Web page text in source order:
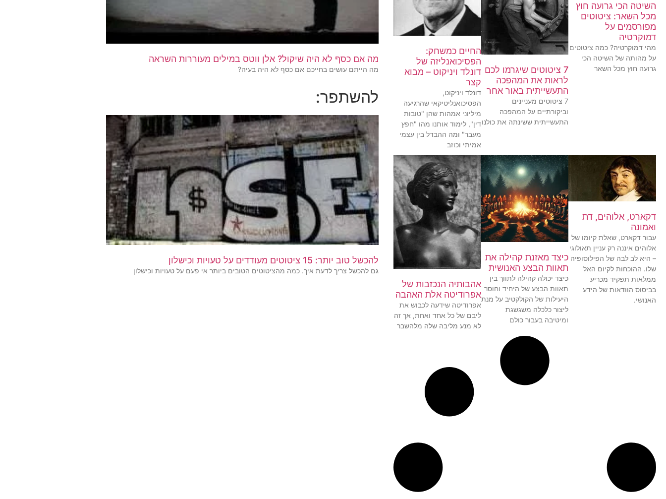
השיטה הכי גרועה חוץ
מכל השאר: ציטוטים
מפורסמים על
דמוקרטיה
מהי דמוקרטיה? כמה ציטוטים
על מהותה של השיטה הכי
גרועה חוץ מכל השאר
7 ציטוטים שיגרמו לכם
לראות את המהפכה
התעשייתית באור אחר
7 ציטוטים מעניינים
וביקורתיים על המהפכה
התעשייתית ששינתה את כולנו
החיים כמשחק:
הפסיכואנליזה של
דונלד ויניקוט – מבוא
קצר
דונלד ויניקוט,
הפסיכואנליטיקאי שהרגיעה
מיליוני אמהות שהן "טובות
דין", לימוד אותנו מהו "חפץ
מעבר" ומה ההבדל בין עצמי
אמיתי וכוזב
דקארט, אלוהים, דת
ואמונה
עבור דקארט, שאלת קיומו של
אלוהים איננה רק עניין תאולוגי
– היא לב לבה של הפילוסופיה
שלו. ההוכחות לקיום האל
ממלאות תפקיד מכריע
בביסוס הוודאות של הידע
האנושי.
כיצד מאזנת קהילה את
תאוות הבצע האנושית
כיצד יכולה קהילה לתווך בין
תאוות הבצע של היחיד וחוסר
היעילות של הקולקטיב על מנת
ליצור כלכלה משגשגת
ומיטיבה בעבור כולם
אהבותיה הנכזבות של
אפרודיטה אלת האהבה
אפרודיטה שידעה לכבוש את
ליבם של כל אחד ואחת, אך זה
לא מנע מליבה שלה מלהשבר
מה אם כסף לא היה שיקול? אלן ווטס במילים מעוררות השראה
מה הייתם עושים בחייכם אם כסף לא היה בעיה?
להשתפר:
להכשל טוב יותר: 15 ציטוטים מעודדים על טעויות וכישלון
גם להכשל צריך לדעת איך. כמה מהציטוטים הטובים ביותר אי פעם על טעויות וכישלון